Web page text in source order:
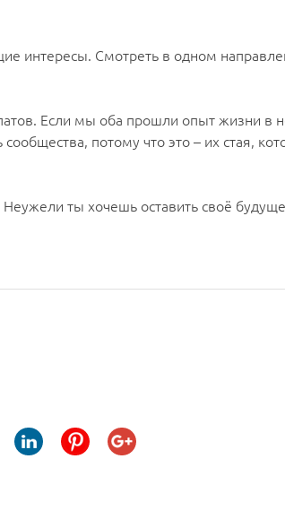
интересы. Смотреть в одном
Если мы оба прошли опыт жизни в
потому что это – их стая,
Неужели ты хочешь оставить своё